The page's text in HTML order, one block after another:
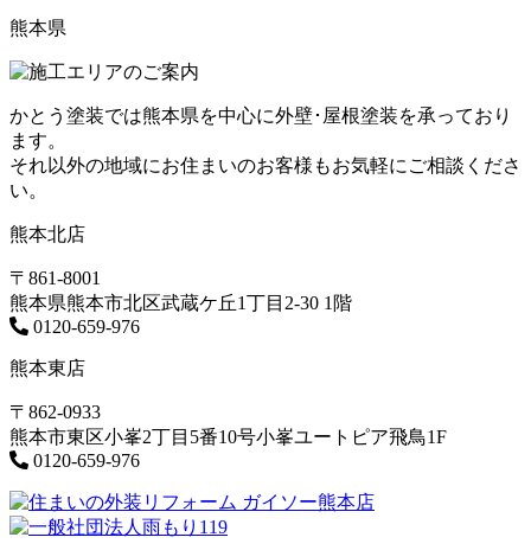
熊本県
かとう塗装では熊本県を中心に外壁･屋根塗装を承っており
ます。
それ以外の地域にお住まいのお客様もお気軽にご相談くださ
い。
熊本北店
〒861-8001
熊本県熊本市北区武蔵ケ丘1丁目2-30 1階
0120-659-976
熊本東店
〒862-0933
熊本市東区小峯2丁目5番10号小峯ユートピア飛鳥1F
0120-659-976